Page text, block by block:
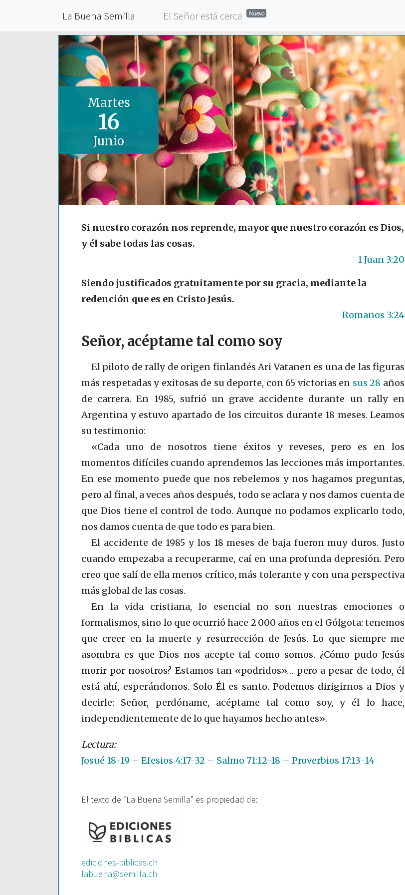
La Buena Semilla El Señor está cerca Nuevo
Martes
16
Junio
Si nuestro corazón nos reprende, mayor que nuestro corazón es Dios,
y él sabe todas las cosas.
1 Juan 3:20
Siendo justificados gratuitamente por su gracia, mediante la
redención que es en Cristo Jesús.
Romanos 3:24
Señor, acéptame tal como soy
El piloto de rally de origen finlandés Ari Vatanen es una de las figuras
más respetadas y exitosas de su deporte, con 65 victorias en sus 28 años
de carrera. En 1985, sufrió un grave accidente durante un rally en
Argentina y estuvo apartado de los circuitos durante 18 meses. Leamos
su testimonio:
«Cada uno de nosotros tiene éxitos y reveses, pero es en los
momentos difíciles cuando aprendemos las lecciones más importantes.
En ese momento puede que nos rebelemos y nos hagamos preguntas,
pero al final, a veces años después, todo se aclara y nos damos cuenta de
que Dios tiene el control de todo. Aunque no podamos explicarlo todo,
nos damos cuenta de que todo es para bien.
El accidente de 1985 y los 18 meses de baja fueron muy duros. Justo
cuando empezaba a recuperarme, caí en una profunda depresión. Pero
creo que salí de ella menos crítico, más tolerante y con una perspectiva
más global de las cosas.
En la vida cristiana, lo esencial no son nuestras emociones o
formalismos, sino lo que ocurrió hace 2 000 años en el Gólgota: tenemos
que creer en la muerte y resurrección de Jesús. Lo que siempre me
asombra es que Dios nos acepte tal como somos. ¿Cómo pudo Jesús
morir por nosotros? Estamos tan «podridos»… pero a pesar de todo, él
está ahí, esperándonos. Solo Él es santo. Podemos dirigirnos a Dios y
decirle: Señor, perdóname, acéptame tal como soy, y él lo hace,
independientemente de lo que hayamos hecho antes».
Josué 18-19 – Efesios 4:17-32 – Salmo 71:12-18 – Proverbios 17:13-14
El texto de “La Buena Semilla” es propiedad de:
ediciones-biblicas.ch
labuena@semilla.ch